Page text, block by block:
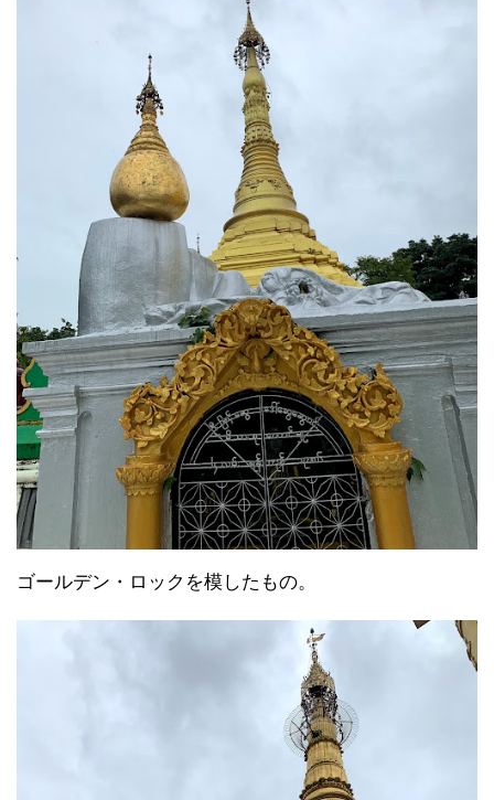
ゴールデン・ロックを模したもの。